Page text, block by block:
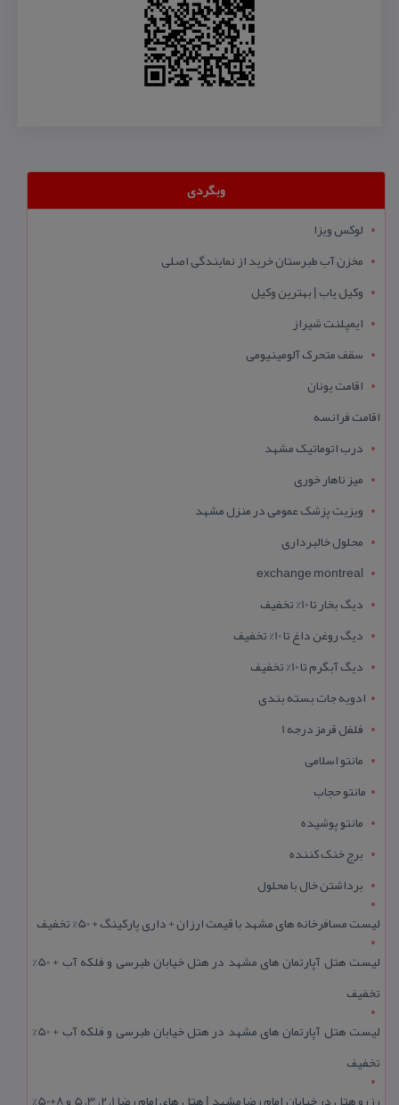
وبگردی
لوکس ویزا
مخزن آب طبرستان خرید از نمایندگی اصلی
وکیل یاب | بهترین وکیل
ایمپلنت شیراز
سقف متحرک آلومینیومی
اقامت یونان
اقامت فرانسه
درب اتوماتیک مشهد
میز ناهار خوری
ویزیت پزشک عمومی در منزل مشهد
محلول خالبرداری
exchange montreal
دیگ بخار تا 10% تخفیف
دیگ روغن داغ تا 10% تخفیف
دیگ آبگرم تا 10% تخفیف
ادویه جات بسته بندی
فلفل قرمز درجه 1
مانتو اسلامی
مانتو حجاب
مانتو پوشیده
برج خنک کننده
برداشتن خال با محلول
لیست مسافرخانه های مشهد با قیمت ارزان + داری پارکینگ + 50% تخفیف
لیست هتل آپارتمان های مشهد در هتل خیابان طبرسی و فلکه آب + 50%
تخفیف
لیست هتل آپارتمان های مشهد در هتل خیابان طبرسی و فلکه آب + 50%
تخفیف